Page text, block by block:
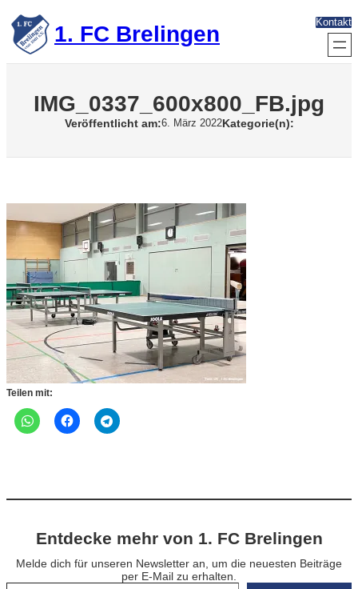
Zum
Inhalt
springen 1. FC Brelingen Kontakt
IMG_0337_600x800_FB.jpg
Veröffentlicht am:6. März 2022Kategorie(n):
Teilen mit:
Entdecke mehr von 1. FC Brelingen
Melde dich für unseren Newsletter an, um die neuesten Beiträge
per E-Mail zu erhalten.
Gib deine E-Mail-Adresse ein …